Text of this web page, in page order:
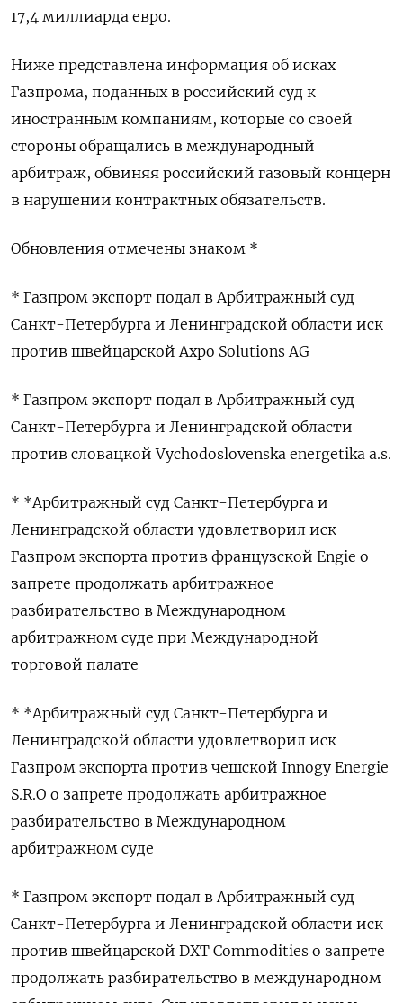
17,4 миллиарда евро.
Ниже представлена информация об исках
Газпрома, поданных в российский суд к
иностранным компаниям, которые со своей
стороны обращались в международный
арбитраж, обвиняя российский газовый концерн
в нарушении контрактных обязательств.
Обновления отмечены знаком *
* Газпром экспорт подал в Арбитражный суд
Санкт-Петербурга и Ленинградской области иск
против швейцарской Axpo Solutions AG
* Газпром экспорт подал в Арбитражный суд
Санкт-Петербурга и Ленинградской области
против словацкой Vychodoslovenska energetika a.s.
* *Арбитражный суд Санкт-Петербурга и
Ленинградской области удовлетворил иск
Газпром экспорта против французской Engie о
запрете продолжать арбитражное
разбирательство в Международном
арбитражном суде при Международной
торговой палате
* *Арбитражный суд Санкт-Петербурга и
Ленинградской области удовлетворил иск
Газпром экспорта против чешской Innogy Energie
S.R.O о запрете продолжать арбитражное
разбирательство в Международном
арбитражном суде
* Газпром экспорт подал в Арбитражный суд
Санкт-Петербурга и Ленинградской области иск
против швейцарской DXT Commodities о запрете
продолжать разбирательство в международном